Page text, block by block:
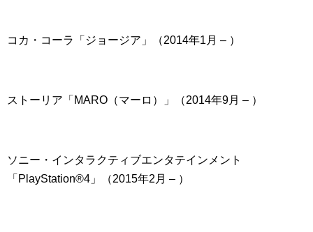
コカ・コーラ「ジョージア」（2014年1月 – ）
ストーリア「MARO（マーロ）」（2014年9月 – ）
ソニー・インタラクティブエンタテインメント
「PlayStation®4」（2015年2月 – ）